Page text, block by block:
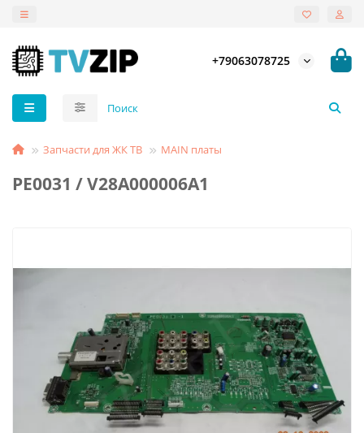
+79063078725
Запчасти для ЖК ТВ MAIN платы
PE0031 / V28A000006A1